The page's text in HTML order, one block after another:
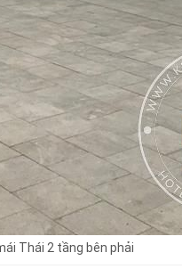
Thái 2 tầng bên phải